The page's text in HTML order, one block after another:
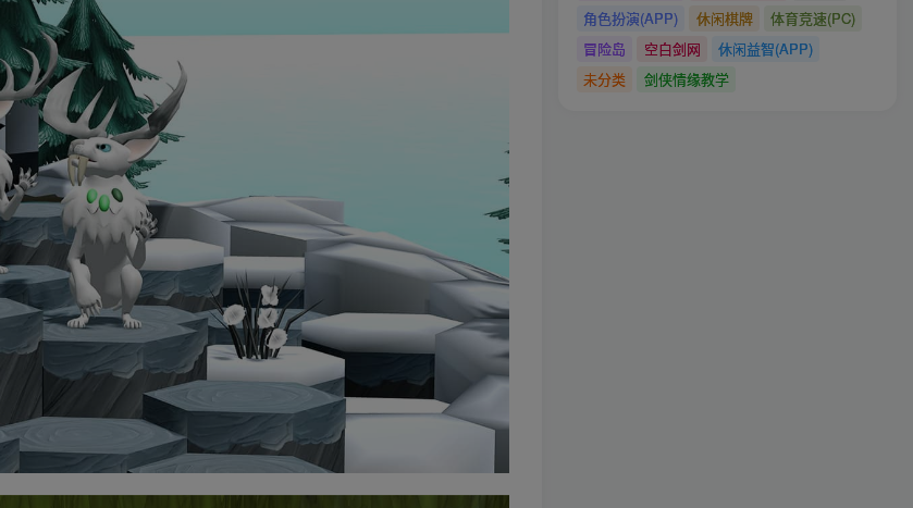
角色扮演(APP)
休闲棋牌
体育竞速(PC)
冒险岛
空白剑网
休闲益智(APP)
未分类
剑侠情缘教学